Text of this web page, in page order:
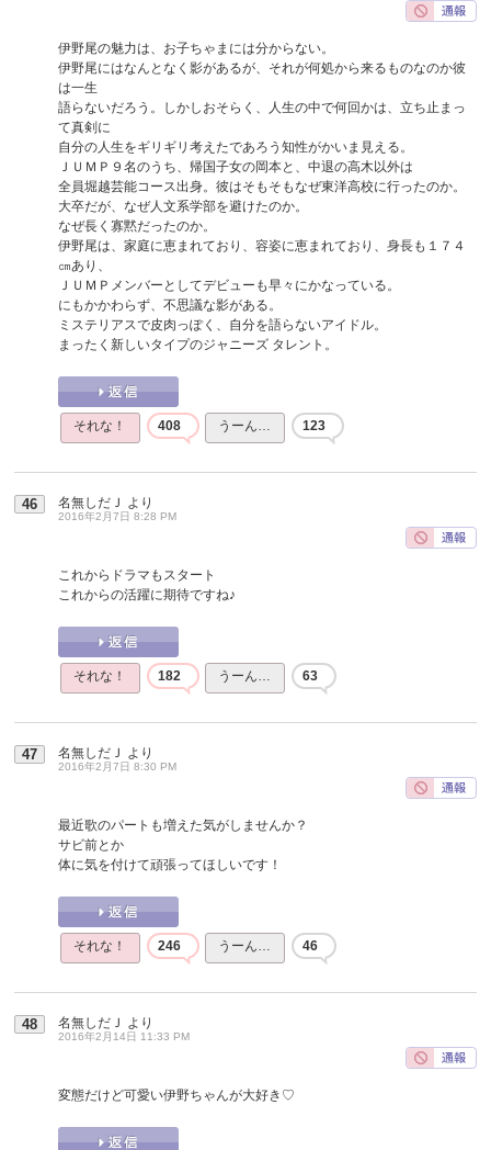
伊野尾の魅力は、お子ちゃまには分からない。
伊野尾にはなんとなく影があるが、それが何処から来るものなのか彼
は一生
語らないだろう。しかしおそらく、人生の中で何回かは、立ち止まっ
て真剣に
自分の人生をギリギリ考えたであろう知性がかいま見える。
ＪＵＭＰ９名のうち、帰国子女の岡本と、中退の高木以外は
全員堀越芸能コース出身。彼はそもそもなぜ東洋高校に行ったのか。
大卒だが、なぜ人文系学部を避けたのか。
なぜ長く寡黙だったのか。
伊野尾は、家庭に恵まれており、容姿に恵まれており、身長も１７４
㎝あり、
ＪＵＭＰメンバーとしてデビューも早々にかなっている。
にもかかわらず、不思議な影がある。
ミステリアスで皮肉っぽく、自分を語らないアイドル。
まったく新しいタイプのジャニーズ タレント。
それな！ 408 うーん… 123
46 名無しだＪ より
2016年2月7日 8:28 PM
これからドラマもスタート
これからの活躍に期待ですね♪
それな！ 182 うーん… 63
47 名無しだＪ より
2016年2月7日 8:30 PM
最近歌のパートも増えた気がしませんか？
サビ前とか
体に気を付けて頑張ってほしいです！
それな！ 246 うーん… 46
48 名無しだＪ より
2016年2月14日 11:33 PM
変態だけど可愛い伊野ちゃんが大好き♡